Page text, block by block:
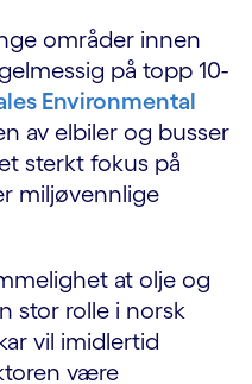
områder innen
på topp 10-
Environmental
av elbiler og busser
sterkt fokus på
miljøvennlige
at olje og
stor rolle i norsk
vil imidlertid
være